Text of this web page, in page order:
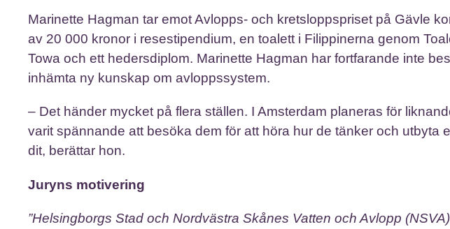
Marinette Hagman tar emot Avlopps- och kretsloppspriset på Gävle
av 20 000 kronor i resestipendium, en toalett i Filippinerna genom
Towa och ett hedersdiplom. Marinette Hagman har fortfarande inte
inhämta ny kunskap om avloppssystem.
– Det händer mycket på flera ställen. I Amsterdam planeras för
varit spännande att besöka dem för att höra hur de tänker och utbyta
dit, berättar hon.
Juryns motivering
”Helsingborgs Stad och Nordvästra Skånes Vatten och Avlopp